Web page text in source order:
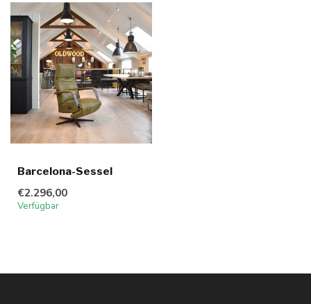
Barcelona-Sessel
€2.296,00
Verfügbar